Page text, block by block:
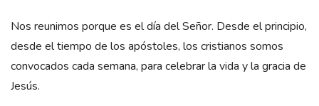
Nos reunimos porque es el día del Señor. Desde el principio,
desde el tiempo de los apóstoles, los cristianos somos
convocados cada semana, para celebrar la vida y la gracia de
Jesús.